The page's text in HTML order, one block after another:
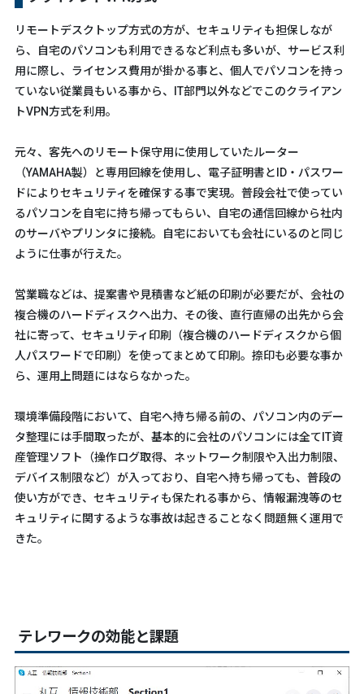
リモートデスクトップ方式の方が、セキュリティも担保しなが
ら、自宅のパソコンも利用できるなど利点も多いが、サービス利
用に際し、ライセンス費用が掛かる事と、個人でパソコンを持っ
ていない従業員もいる事から、IT部門以外などでこのクライアン
トVPN方式を利用。
元々、客先へのリモート保守用に使用していたルーター
（YAMAHA製）と専用回線を使用し、電子証明書とID・パスワー
ドによりセキュリティを確保する事で実現。普段会社で使ってい
るパソコンを自宅に持ち帰ってもらい、自宅の通信回線から社内
のサーバやプリンタに接続。自宅においても会社にいるのと同じ
ように仕事が行えた。
営業職などは、提案書や見積書など紙の印刷が必要だが、会社の
複合機のハードディスクへ出力、その後、直行直帰の出先から会
社に寄って、セキュリティ印刷（複合機のハードディスクから個
人パスワードで印刷）を使ってまとめて印刷。捺印も必要な事か
ら、運用上問題にはならなかった。
環境準備段階において、自宅へ持ち帰る前の、パソコン内のデー
タ整理には手間取ったが、基本的に会社のパソコンには全てIT資
産管理ソフト（操作ログ取得、ネットワーク制限や入出力制限、
デバイス制限など）が入っており、自宅へ持ち帰っても、普段の
使い方ができ、セキュリティも保たれる事から、情報漏洩等のセ
キュリティに関するような事故は起きることなく問題無く運用で
きた。
テレワークの効能と課題